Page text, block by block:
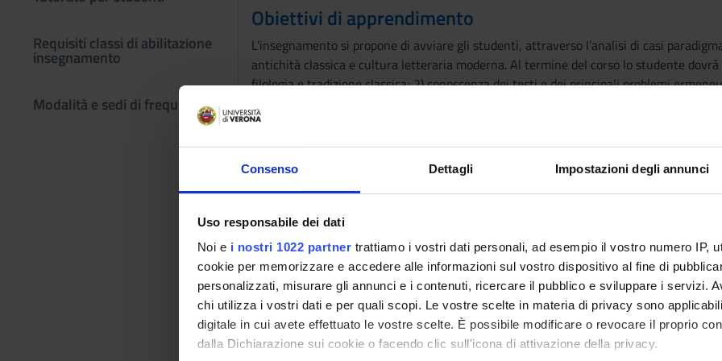
Consenso Dettagli Impostazioni degli annunci
Uso responsabile dei dati
Noi e i nostri 1022 partner trattiamo i vostri dati personali, ad esempio il vostro numero IP,
cookie per memorizzare e accedere alle informazioni sul vostro dispositivo al fine di
personalizzati, misurare gli annunci e i contenuti, ricercare il pubblico e sviluppare i servizi.
chi utilizza i vostri dati e per quali scopi. Le vostre scelte in materia di privacy sono
digitale in cui avete effettuato le vostre scelte. È possibile modificare o revocare il proprio
dalla Dichiarazione sui cookie o facendo clic sull'icona di attivazione della privacy.
Requisiti classi di abilitazione
insegnamento
Modalità e sedi di frequenza
Obiettivi di apprendimento
L’insegnamento si propone di avviare gli studenti, attraverso l’analisi di casi
antichità classica e cultura letteraria moderna. Al termine del corso lo studente
filologia e tradizione classica; 2) conoscenza dei testi e dei principali problemi
Mainly frontal lectures. Supplementary lectures are provided to deepen some
Programma
Contenuto del corso: Analisi di una tragedia greca (Elettra di Sofocle) fino alle
Bibliografia
Vai alla bibliografia
Visualizza la bibliografia con Leganto,
recuperare i testi in programma d'esame in